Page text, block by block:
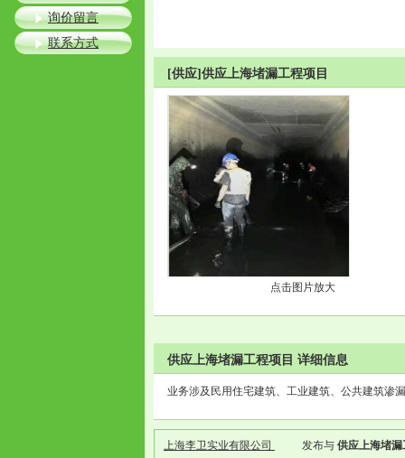
[供应]供应上海堵漏工程项目
点击图片放大
供应上海堵漏工程项目 详细信息
业务涉及民用住宅建筑、工业建筑、公共建筑渗
上海李卫实业有限公司 发布与 供应上海堵
询价留言
联系方式